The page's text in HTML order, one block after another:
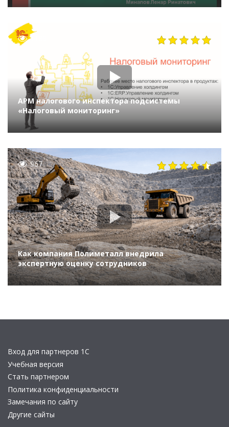
1189
АРМ налогового инспектора подсистемы
«Налоговый мониторинг»
967
Как компания Полиметалл внедрила
экспертную оценку сотрудников
Вход для партнеров 1С
Учебная версия
Стать партнером
Политика конфиденциальности
Замечания по сайту
Другие сайты